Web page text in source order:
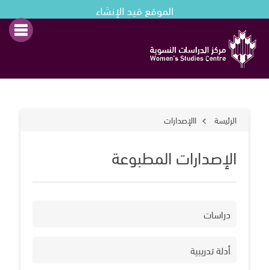
الموقع قيد الإنشاء
الرئيسة االإصدارات
الإصدارات المطبوعة
دراسات
أدلة تدريبية